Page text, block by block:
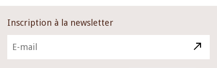
Inscription à la newsletter